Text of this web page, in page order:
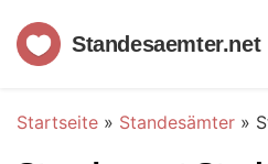
Standesaemter.net
Startseite » Standesämter »